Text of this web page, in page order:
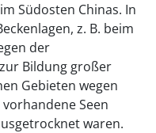
Südosten Chinas. In
z. B. beim
der
Bildung großer
Gebieten wegen
Seen
waren.